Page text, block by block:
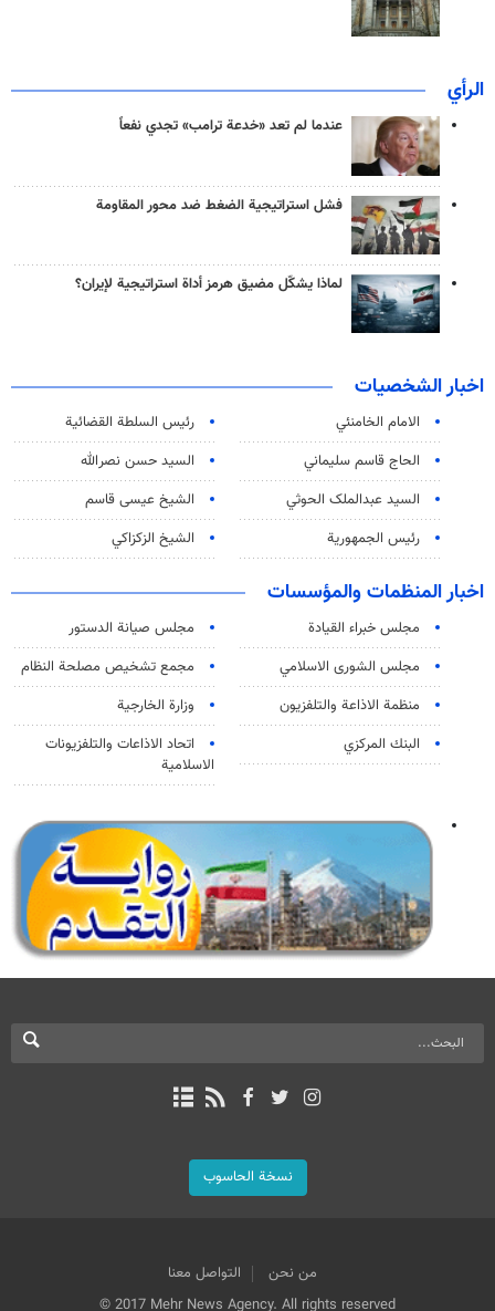
الرأي
عندما لم تعد «خدعة ترامب» تجدي نفعاً
فشل استراتيجية الضغط ضد محور المقاومة
لماذا يشكّل مضيق هرمز أداة استراتيجية لإيران؟
اخبار الشخصيات
الامام الخامنئي
رئیس السلطة القضائیة
الحاج قاسم سليماني
السيد حسن نصرالله
السید عبدالملک الحوثي
الشيخ عيسى قاسم
رئيس الجمهورية
الشيخ الزكزاكي
اخبار المنظمات والمؤسسات
مجلس خبراء القيادة
مجلس صيانة الدستور
مجلس الشورى الاسلامي
مجمع تشخيص مصلحة النظام
منظمة الاذاعة والتلفزیون
وزارة الخارجية
البنك المركزي
اتحاد الاذاعات والتلفزيونات
الاسلامية
نسخة الحاسوب
من نحن
التواصل معنا
© 2017 Mehr News Agency. All rights reserved